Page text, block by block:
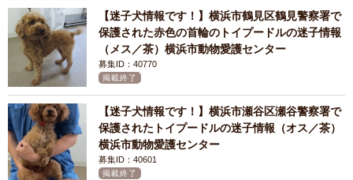
【迷子犬情報です！】横浜市鶴見区鶴見警察署で
保護された赤色の首輪のトイプードルの迷子情報
（メス／茶）横浜市動物愛護センター
募集ID：40770
掲載終了
【迷子犬情報です！】横浜市瀬谷区瀬谷警察署で
保護されたトイプードルの迷子情報（オス／茶）
横浜市動物愛護センター
募集ID：40601
掲載終了